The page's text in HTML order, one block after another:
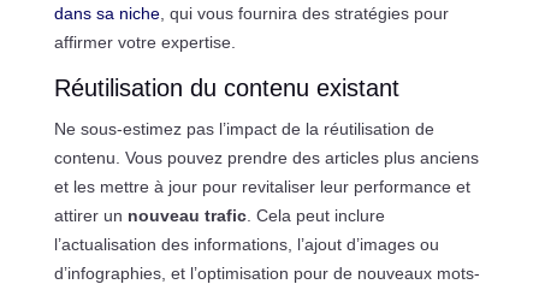
dans sa niche, qui vous fournira des stratégies pour
affirmer votre expertise.
Réutilisation du contenu existant
Ne sous-estimez pas l’impact de la réutilisation de
contenu. Vous pouvez prendre des articles plus anciens
et les mettre à jour pour revitaliser leur performance et
attirer un nouveau trafic. Cela peut inclure
l’actualisation des informations, l’ajout d’images ou
d’infographies, et l’optimisation pour de nouveaux mots-